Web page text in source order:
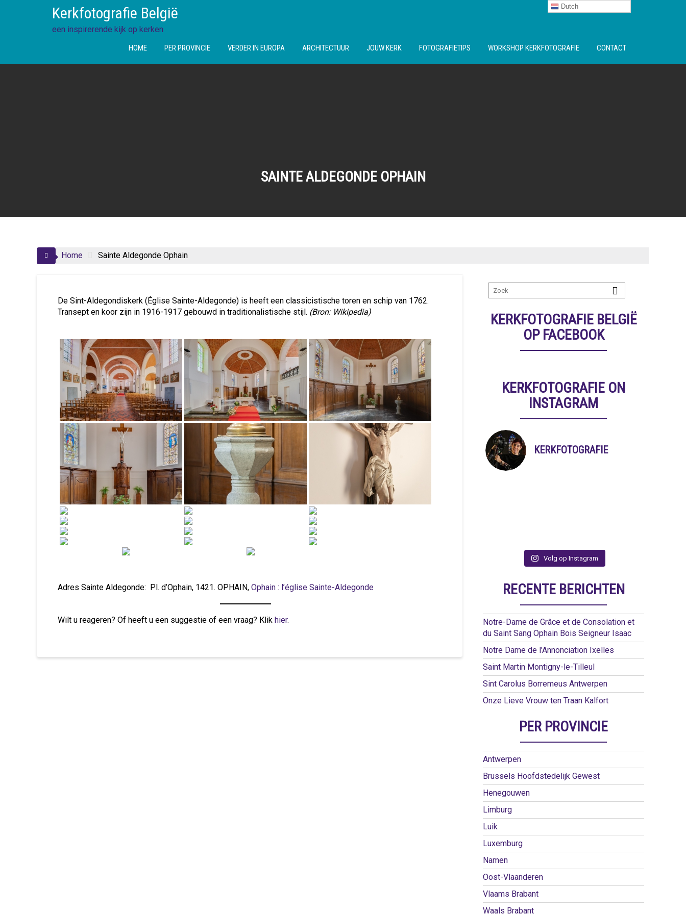
Kerkfotografie België
een inspirerende kijk op kerken
HOME PER PROVINCIE VERDER IN EUROPA ARCHITECTUUR JOUW KERK FOTOGRAFIETIPS WORKSHOP KERKFOTOGRAFIE CONTACT
SAINTE ALDEGONDE OPHAIN
Home Sainte Aldegonde Ophain
De Sint-Aldegondiskerk (Église Sainte-Aldegonde) is heeft een classicistische toren en schip van 1762.
Transept en koor zijn in 1916-1917 gebouwd in traditionalistische stijl. (Bron: Wikipedia)
Adres Sainte Aldegonde: Pl. d’Ophain, 1421. OPHAIN, Ophain : l’église Sainte-Aldegonde
Wilt u reageren? Of heeft u een suggestie of een vraag? Klik hier.
KERKFOTOGRAFIE BELGIË
OP FACEBOOK
KERKFOTOGRAFIE ON
INSTAGRAM
KERKFOTOGRAFIE
Volg op Instagram
RECENTE BERICHTEN
Notre-Dame de Grâce et de Consolation et
du Saint Sang Ophain Bois Seigneur Isaac
Notre Dame de l’Annonciation Ixelles
Saint Martin Montigny-le-Tilleul
Sint Carolus Borremeus Antwerpen
Onze Lieve Vrouw ten Traan Kalfort
PER PROVINCIE
Antwerpen
Brussels Hoofdstedelijk Gewest
Henegouwen
Limburg
Luik
Luxemburg
Namen
Oost-Vlaanderen
Vlaams Brabant
Waals Brabant
Dutch